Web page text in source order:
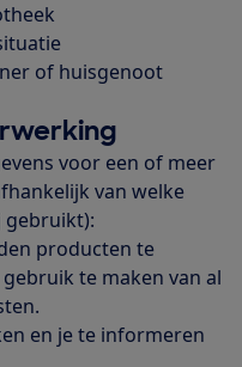
of huisgenoot
voor een of meer
van welke
producten te
te maken van al
en je te informeren